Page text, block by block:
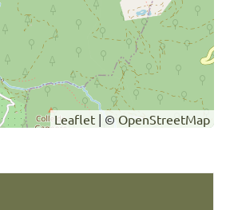
Leaflet | © OpenStreetMap